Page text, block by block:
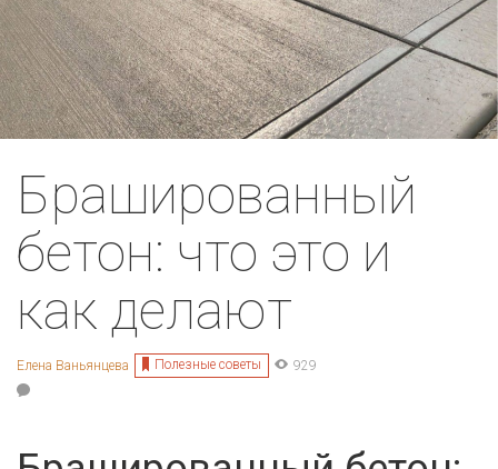
Брашированный
бетон: что это и
как делают
Елена Ваньянцева Полезные советы 929